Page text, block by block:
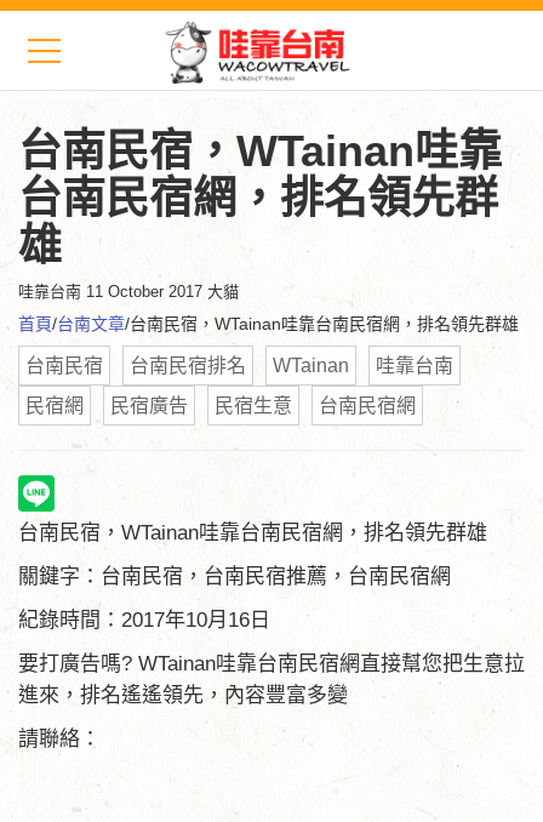
台南民宿，WTainan哇靠
台南民宿網，排名領先群
雄
哇靠台南 11 October 2017 大貓
首頁/台南文章/台南民宿，WTainan哇靠台南民宿網，排名領先群雄
台南民宿 台南民宿排名 WTainan
哇靠台南
民宿網
民宿廣告 民宿生意 台南民宿網
台南民宿，WTainan哇靠台南民宿網，排名領先群雄
關鍵字：台南民宿，台南民宿推薦，台南民宿網
紀錄時間：2017年10月16日
要打廣告嗎? WTainan哇靠台南民宿網直接幫您把生意拉
進來，排名遙遙領先，內容豐富多變
請聯絡：